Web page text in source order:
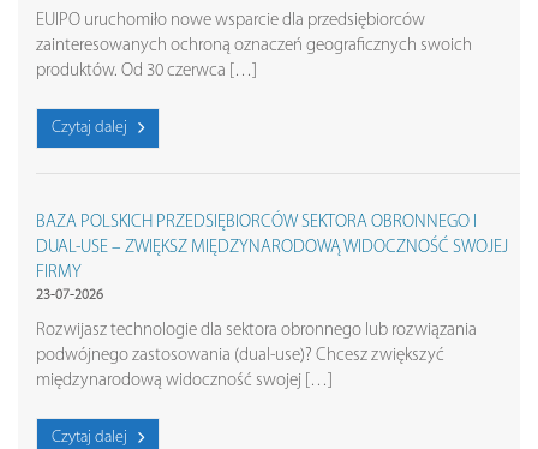
EUIPO uruchomiło nowe wsparcie dla przedsiębiorców
zainteresowanych ochroną oznaczeń geograficznych swoich
produktów. Od 30 czerwca […]
Czytaj dalej
BAZA POLSKICH PRZEDSIĘBIORCÓW SEKTORA OBRONNEGO I
DUAL-USE – ZWIĘKSZ MIĘDZYNARODOWĄ WIDOCZNOŚĆ SWOJEJ
FIRMY
23-07-2026
Rozwijasz technologie dla sektora obronnego lub rozwiązania
podwójnego zastosowania (dual-use)? Chcesz zwiększyć
międzynarodową widoczność swojej […]
Czytaj dalej